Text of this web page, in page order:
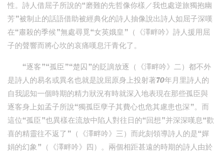
性。詩人借屈子所說的“磨難的先哲像你樣／我也處逆旅獨抱幽
芳”被制止的話語借助被經典化的詩人抽像說出詩人如屈子深嘆
在“肅殺的季候”無處尋覓“女英娥皇”（《澤畔吟》詩人援用屈
子的聲響而將心坎的哀痛嘆息汗青化了。
“逐客”“孤臣”“楚囚”的貶謫放逐（《澤畔吟》二）都不外
是詩人的易名或異名也就是說屈原身上投射著70年月里詩人的
自我認知一個時期的精力狀況有時就深入地表現在那些孤臣與
逐客身上如孟子所說“獨孤臣孽子其費心也危其慮患也深”。而
這位“孤臣”也異樣在流放中陷人對往日的“回想”并深深嘆息“歡
喜的精靈往不返了”（《澤畔吟》三）而此刻領導詩人的是“嬋
娟的幻象”（《澤畔吟》四）。兩個相距甚遠的時期的詩人由於